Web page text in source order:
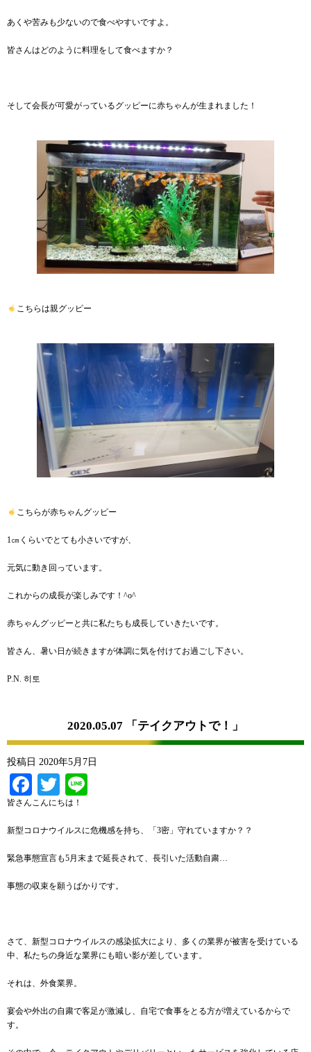
あくや苦みも少ないので食べやすいですよ。
皆さんはどのように料理をして食べますか？
そして会長が可愛がっているグッピーに赤ちゃんが生まれました！
こちらは親グッピー
こちらが赤ちゃんグッピー
1㎝くらいでとても小さいですが、
元気に動き回っています。
これからの成長が楽しみです！^o^
赤ちゃんグッピーと共に私たちも成長していきたいです。
皆さん、暑い日が続きますが体調に気を付けてお過ごし下さい。
P.N. 히토
2020.05.07 「テイクアウトで！」
投稿日 2020年5月7日
Facebook
Twitter
皆さんこんにちは！
新型コロナウイルスに危機感を持ち、「3密」守れていますか？？
緊急事態宣言も5月末まで延長されて、長引いた活動自粛…
事態の収束を願うばかりです。
さて、新型コロナウイルスの感染拡大により、多くの業界が被害を受けている
中、私たちの身近な業界にも暗い影が差しています。
それは、外食業界。
宴会や外出の自粛で客足が激減し、自宅で食事をとる方が増えているからで
す。